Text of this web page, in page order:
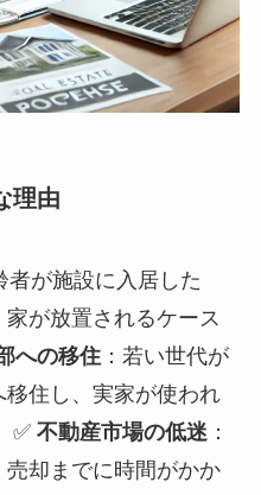
理由
者が施設に入居した
が放置されるケース
への移住：若い世代が
住し、実家が使われ
✅ 不動産市場の低迷：
却までに時間がかか